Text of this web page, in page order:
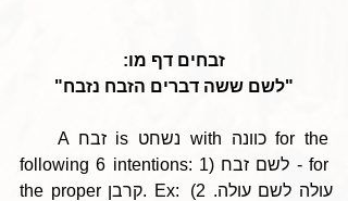
זבחים דף מו:
"לשם ששה דברים הזבח נזבח"
A זבח is נשחט with כוונה for the
following 6 intentions: 1) לשם זבח - for
the proper קרבן. Ex: עולה לשם עולה. 2)